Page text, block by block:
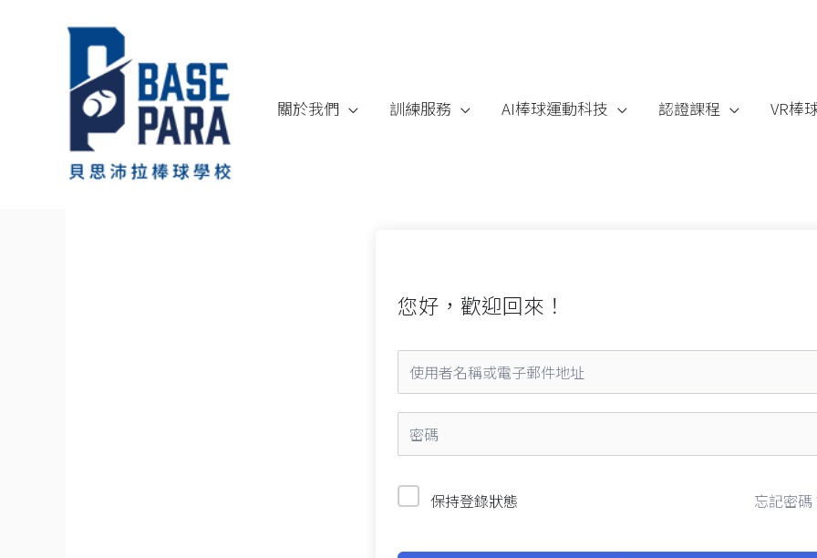
關於我們 訓練服務 AI棒球運動科技 認證課程 VR棒
您好，歡迎回來！
保持登錄狀態 忘記密碼